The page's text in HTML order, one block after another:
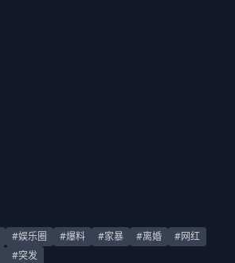
#娱乐圈 #爆料 #家暴 #离婚
#网红
#突发